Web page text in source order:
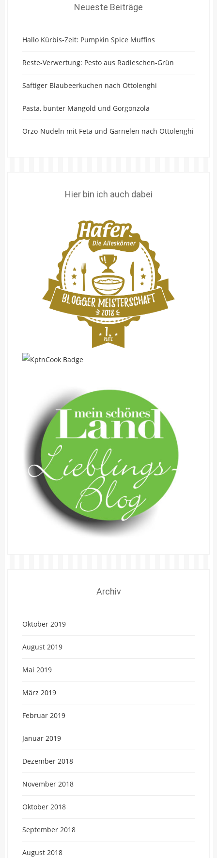
Neueste Beiträge
Hallo Kürbis-Zeit: Pumpkin Spice Muffins
Reste-Verwertung: Pesto aus Radieschen-Grün
Saftiger Blaubeerkuchen nach Ottolenghi
Pasta, bunter Mangold und Gorgonzola
Orzo-Nudeln mit Feta und Garnelen nach Ottolenghi
Hier bin ich auch dabei
Archiv
Oktober 2019
August 2019
Mai 2019
März 2019
Februar 2019
Januar 2019
Dezember 2018
November 2018
Oktober 2018
September 2018
August 2018